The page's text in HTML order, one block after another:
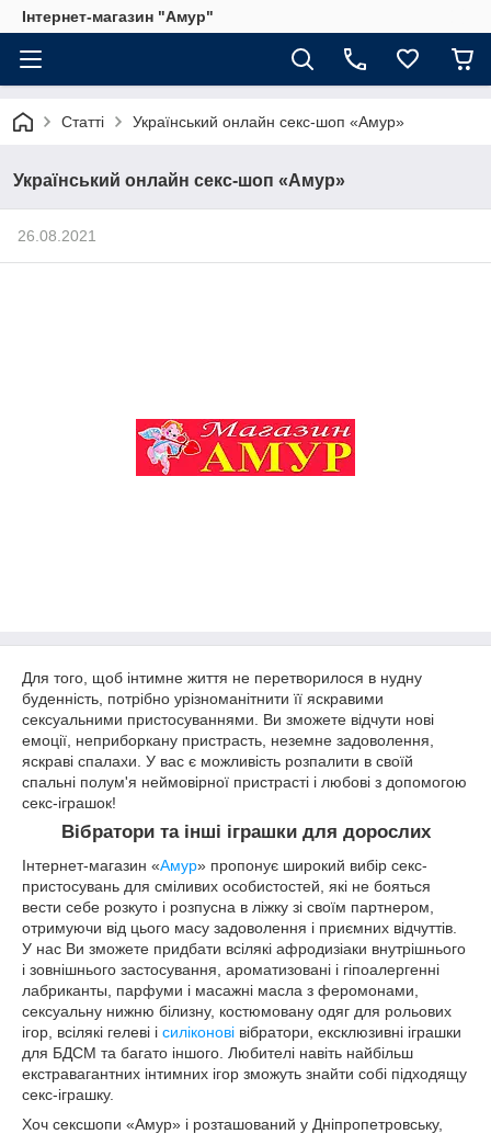
Інтернет-магазин "Амур"
Статті Український онлайн секс-шоп «Амур»
Український онлайн секс-шоп «Амур»
26.08.2021
Для того, щоб інтимне життя не перетворилося в нудну
буденність, потрібно урізноманітнити її яскравими
сексуальними пристосуваннями. Ви зможете відчути нові
емоції, неприборкану пристрасть, неземне задоволення,
яскраві спалахи. У вас є можливість розпалити в своїй
спальні полум'я неймовірної пристрасті і любові з допомогою
секс-іграшок!
Вібратори та інші іграшки для дорослих
Інтернет-магазин «Амур» пропонує широкий вибір секс-
пристосувань для сміливих особистостей, які не бояться
вести себе розкуто і розпусна в ліжку зі своїм партнером,
отримуючи від цього масу задоволення і приємних відчуттів.
У нас Ви зможете придбати всілякі афродизіаки внутрішнього
і зовнішнього застосування, ароматизовані і гіпоалергенні
лабриканты, парфуми і масажні масла з феромонами,
сексуальну нижню білизну, костюмовану одяг для рольових
ігор, всілякі гелеві і силіконові вібратори, ексклюзивні іграшки
для БДСМ та багато іншого. Любителі навіть найбільш
екстравагантних інтимних ігор зможуть знайти собі підходящу
секс-іграшку.
Хоч сексшопи «Амур» і розташований у Дніпропетровську,